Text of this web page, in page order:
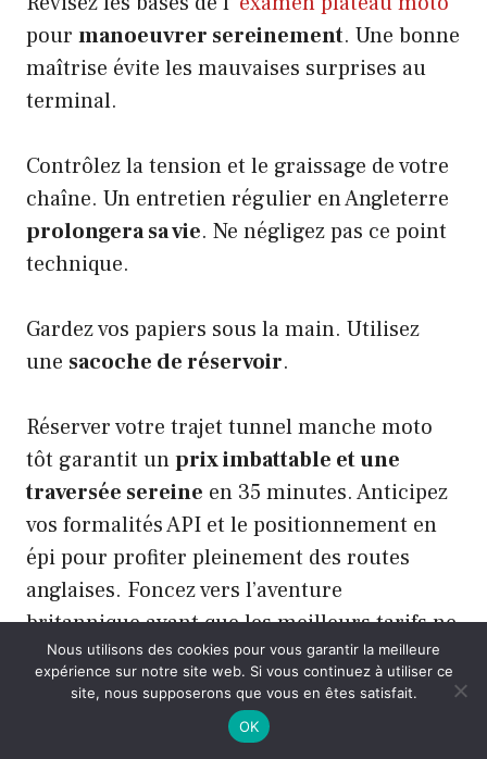
pour manoeuvrer sereinement. Une bonne
maîtrise évite les mauvaises surprises au
terminal.
Contrôlez la tension et le graissage de votre
chaîne. Un entretien régulier en Angleterre
prolongera sa vie. Ne négligez pas ce point
technique.
Gardez vos papiers sous la main. Utilisez
une sacoche de réservoir.
Réserver votre trajet tunnel manche moto
tôt garantit unprix imbattable et une
traversée sereine en 35 minutes. Anticipez
vos formalités API et le positionnement en
épi pour profiter pleinement des routes
anglaises. Foncez vers l’aventure
britannique avant que les meilleurs tarifs ne
s’envolent !
Nous utilisons des cookies pour vous garantir la meilleure
expérience sur notre site web. Si vous continuez à utiliser ce
site, nous supposerons que vous en êtes satisfait.
OK